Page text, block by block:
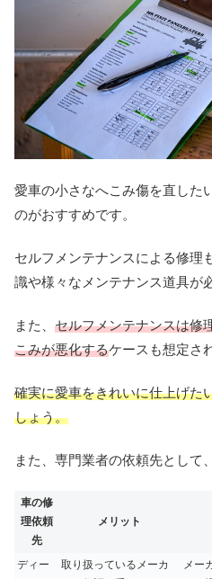
愛車の小さなへこみ傷を直した
のがおすすめです。
セルフメンテナンスによる修理
識や様々なメンテナンス道具が
また、 セルフメンテナンスは修
こみが悪化するケースも想定さ
確実に愛車をきれいに仕上げた
しょう。
また、専門業者の依頼先として
車の修
理依頼
先
メリット
ディー
取り扱っているメーカ
メー